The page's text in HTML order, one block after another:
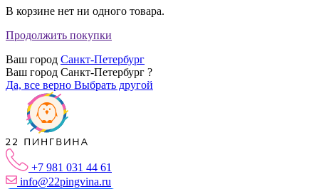
В корзине нет ни одного товара.
Продолжить покупки
Ваш город Санкт-Петербург
Ваш город Санкт-Петербург ?
Да, все верно Выбрать другой
+7 981 031 44 61
info@22pingvina.ru